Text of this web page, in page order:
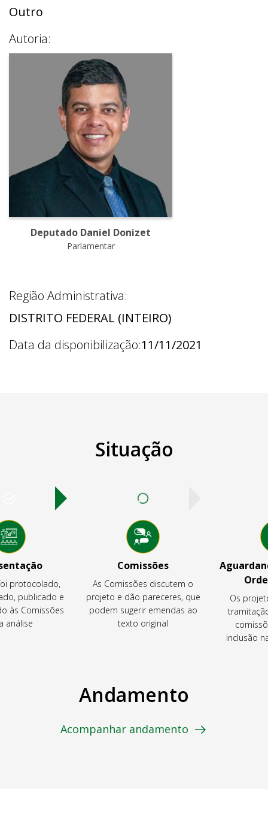
Outro
Autoria:
Deputado Daniel Donizet
Parlamentar
Região Administrativa:
DISTRITO FEDERAL (INTEIRO)
Data da disponibilização:11/11/2021
Situação
protocolado,
publicado e
às Comissões
análise
Comissões
As Comissões discutem o
projeto e dão pareceres, que
podem sugerir emendas ao
texto original
Os
inclusão
Andamento
Acompanhar andamento